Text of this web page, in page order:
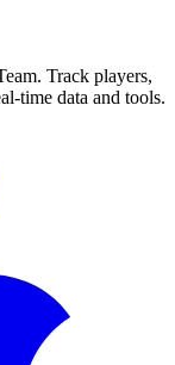
Track players,
time data and tools.